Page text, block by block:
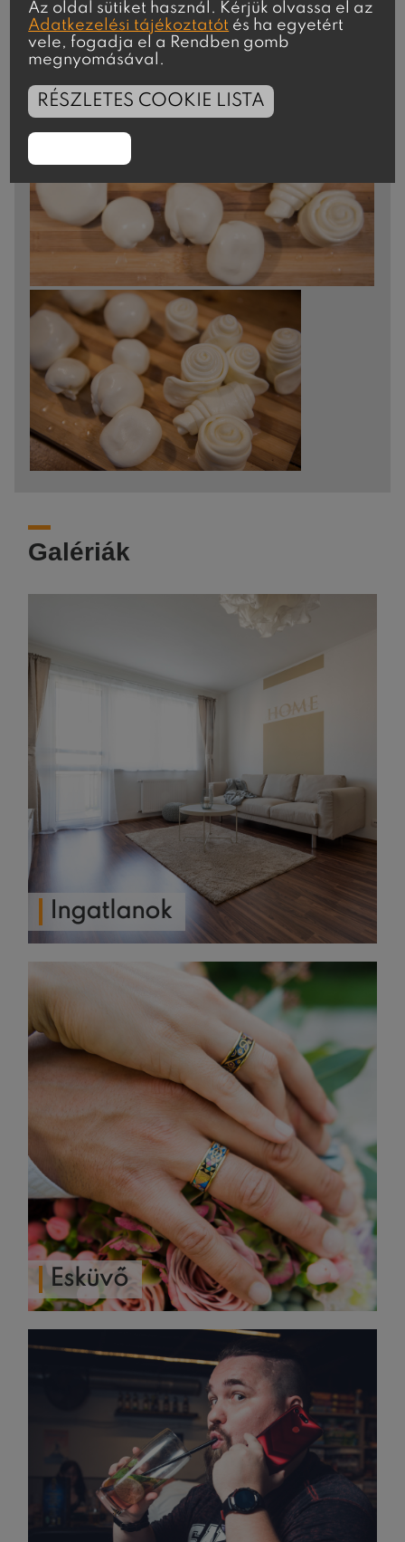
Galériák
Ingatlanok
Esküvő
Az oldal sütiket használ. Kérjük olvassa el az
Adatkezelési tájékoztatót és ha egyetért
vele, fogadja el a Rendben gomb
megnyomásával.
RÉSZLETES COOKIE LISTA